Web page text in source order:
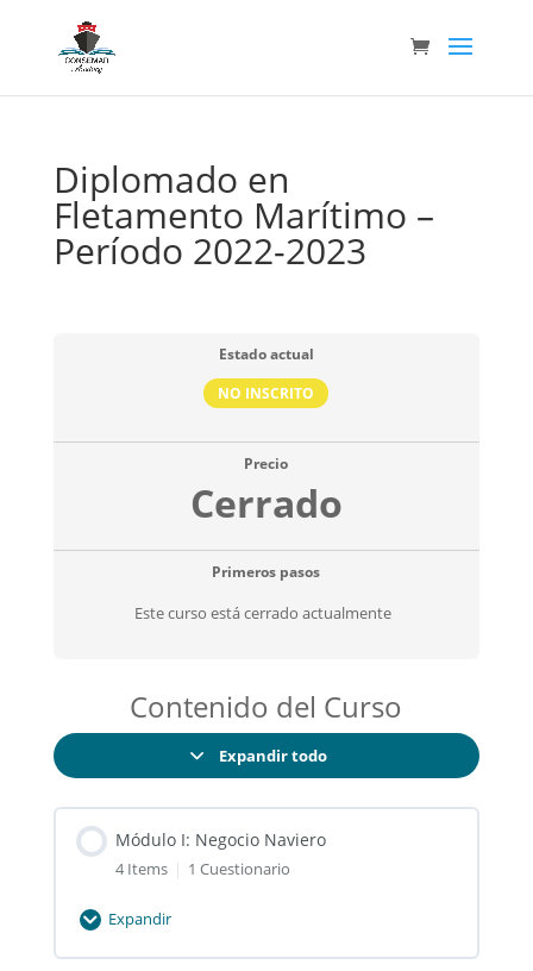
Diplomado en
Fletamento Marítimo –
Período 2022-2023
Estado actual
NO INSCRITO
Precio
Cerrado
Primeros pasos
Este curso está cerrado actualmente
Contenido del Curso
Expandir todo
Lecciones
Módulo I: Negocio Naviero
4 Items | 1 Cuestionario
Expandir
Módulo
I: